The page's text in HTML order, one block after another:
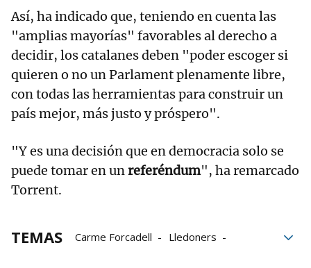
Así, ha indicado que, teniendo en cuenta las
"amplias mayorías" favorables al derecho a
decidir, los catalanes deben "poder escoger si
quieren o no un Parlament plenamente libre,
con todas las herramientas para construir un
país mejor, más justo y próspero".
"Y es una decisión que en democracia solo se
puede tomar en unreferéndum", ha remarcado
Torrent.
TEMAS Carme Forcadell
Lledoners